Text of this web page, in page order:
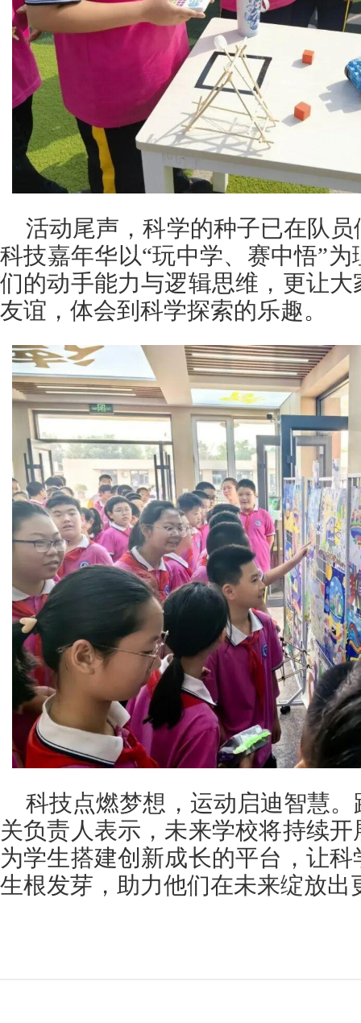
活动尾声，科学的种子已在队
科技嘉年华以“玩中学、赛中悟”
们的动手能力与逻辑思维，更让
友谊，体会到科学探索的乐趣。
科技点燃梦想，运动启迪智慧
关负责人表示，未来学校将持续
为学生搭建创新成长的平台，让
生根发芽，助力他们在未来绽放出